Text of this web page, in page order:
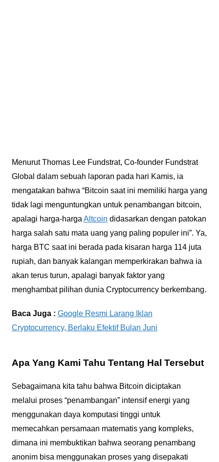
Menurut Thomas Lee Fundstrat, Co-founder Fundstrat
Global dalam sebuah laporan pada hari Kamis, ia
mengatakan bahwa “Bitcoin saat ini memiliki harga yang
tidak lagi menguntungkan untuk penambangan bitcoin,
apalagi harga-harga Altcoin didasarkan dengan patokan
harga salah satu mata uang yang paling populer ini”. Ya,
harga BTC saat ini berada pada kisaran harga 114 juta
rupiah, dan banyak kalangan memperkirakan bahwa ia
akan terus turun, apalagi banyak faktor yang
menghambat pilihan dunia Cryptocurrency berkembang.
Baca Juga : Google Resmi Larang Iklan
Cryptocurrency, Berlaku Efektif Bulan Juni
Apa Yang Kami Tahu Tentang Hal Tersebut
Sebagaimana kita tahu bahwa Bitcoin diciptakan
melalui proses “penambangan” intensif energi yang
menggunakan daya komputasi tinggi untuk
memecahkan persamaan matematis yang kompleks,
dimana ini membuktikan bahwa seorang penambang
anonim bisa menggunakan proses yang disepakati